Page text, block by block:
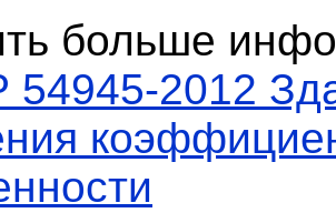
больше
2012